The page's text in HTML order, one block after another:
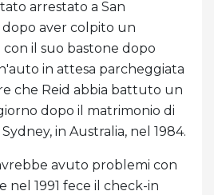
arrestato a San
dopo aver colpito un
il suo bastone dopo
in attesa parcheggiata
che Reid abbia battuto un
dopo il matrimonio di
in Australia, nel 1984.
avuto problemi con
nel 1991 fece il check-in